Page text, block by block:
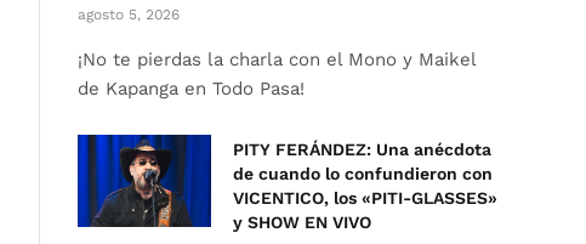
agosto 5, 2026
¡No te pierdas la charla con el Mono y Maikel
de Kapanga en Todo Pasa!
PITY FERÁNDEZ: Una anécdota
de cuando lo confundieron con
VICENTICO, los «PITI-GLASSES»
y SHOW EN VIVO